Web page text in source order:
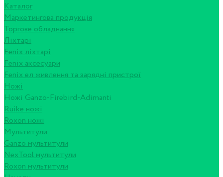
Каталог
Маркетингова продукція
Торгове обладнання
Ліхтарі
Fenix ліхтарі
Fenix аксесуари
Fenix ел живлення та зарядні пристрої
Ножі
Ножі Ganzo-Firebird-Adimanti
Ruike ножі
Roxon ножi
Мультитули
Ganzo мультитули
NexTool мультитули
Roxon мультитули